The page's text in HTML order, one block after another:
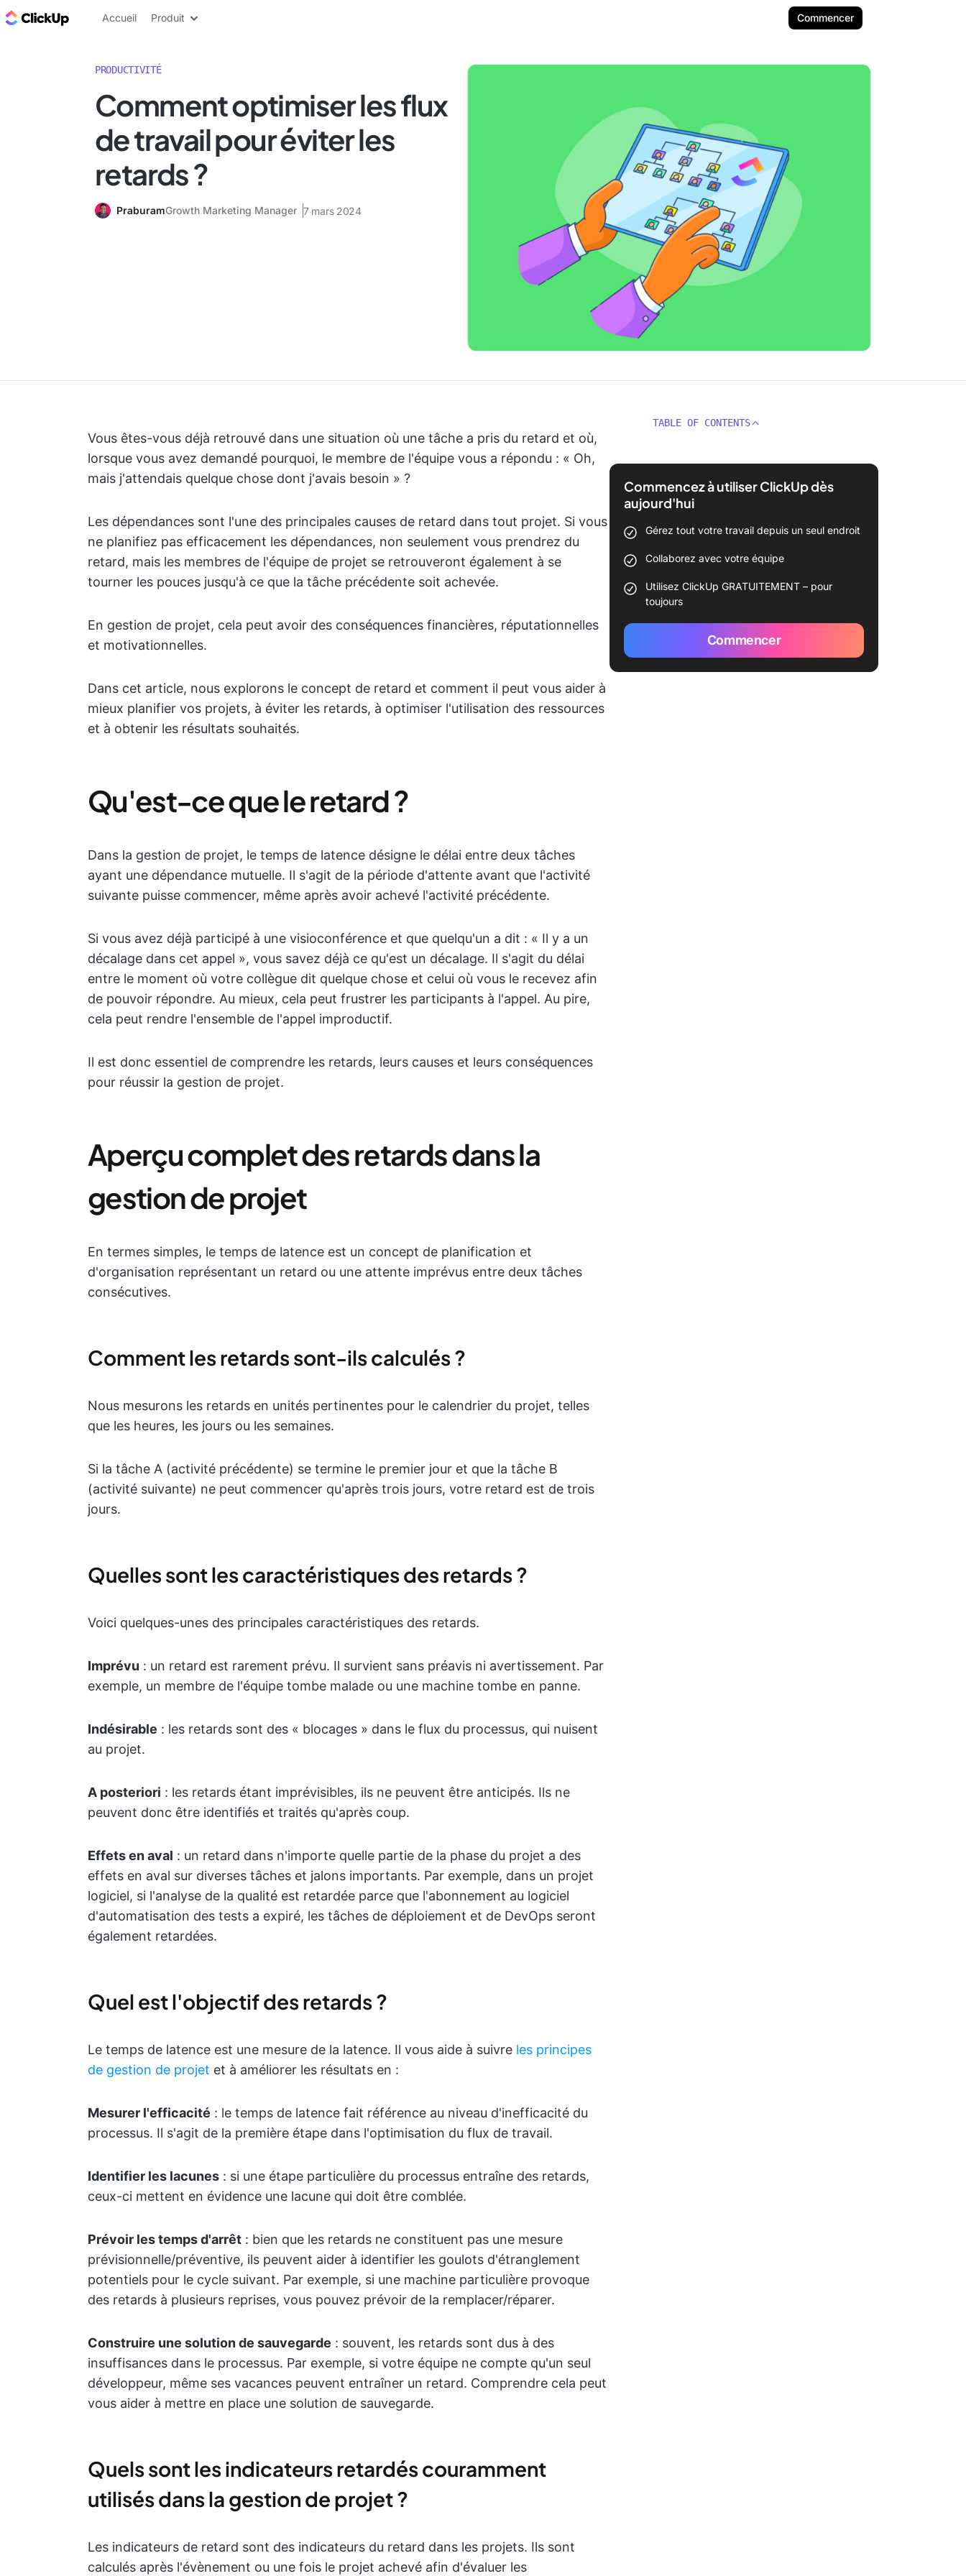
ClickUp Blog
Accueil Produit Commencer
PRODUCTIVITÉ
Comment optimiser les flux
de travail pour éviter les
retards ?
PraburamGrowth Marketing Manager 7 mars 2024
Vous êtes-vous déjà retrouvé dans une situation où une tâche a pris du retard et où,
lorsque vous avez demandé pourquoi, le membre de l'équipe vous a répondu : « Oh,
mais j'attendais quelque chose dont j'avais besoin » ?
Les dépendances sont l'une des principales causes de retard dans tout projet. Si vous
ne planifiez pas efficacement les dépendances, non seulement vous prendrez du
retard, mais les membres de l'équipe de projet se retrouveront également à se
tourner les pouces jusqu'à ce que la tâche précédente soit achevée.
En gestion de projet, cela peut avoir des conséquences financières, réputationnelles
et motivationnelles.
Dans cet article, nous explorons le concept de retard et comment il peut vous aider à
mieux planifier vos projets, à éviter les retards, à optimiser l'utilisation des ressources
et à obtenir les résultats souhaités.
Qu'est-ce que le retard ?
Dans la gestion de projet, le temps de latence désigne le délai entre deux tâches
ayant une dépendance mutuelle. Il s'agit de la période d'attente avant que l'activité
suivante puisse commencer, même après avoir achevé l'activité précédente.
Si vous avez déjà participé à une visioconférence et que quelqu'un a dit : « Il y a un
décalage dans cet appel », vous savez déjà ce qu'est un décalage. Il s'agit du délai
entre le moment où votre collègue dit quelque chose et celui où vous le recevez afin
de pouvoir répondre. Au mieux, cela peut frustrer les participants à l'appel. Au pire,
cela peut rendre l'ensemble de l'appel improductif.
Il est donc essentiel de comprendre les retards, leurs causes et leurs conséquences
pour réussir la gestion de projet.
Aperçu complet des retards dans la
gestion de projet
En termes simples, le temps de latence est un concept de planification et
d'organisation représentant un retard ou une attente imprévus entre deux tâches
consécutives.
Comment les retards sont-ils calculés ?
Nous mesurons les retards en unités pertinentes pour le calendrier du projet, telles
que les heures, les jours ou les semaines.
Si la tâche A (activité précédente) se termine le premier jour et que la tâche B
(activité suivante) ne peut commencer qu'après trois jours, votre retard est de trois
jours.
Quelles sont les caractéristiques des retards ?
Voici quelques-unes des principales caractéristiques des retards.
Imprévu : un retard est rarement prévu. Il survient sans préavis ni avertissement. Par
exemple, un membre de l'équipe tombe malade ou une machine tombe en panne.
Indésirable : les retards sont des « blocages » dans le flux du processus, qui nuisent
au projet.
A posteriori : les retards étant imprévisibles, ils ne peuvent être anticipés. Ils ne
peuvent donc être identifiés et traités qu'après coup.
Effets en aval : un retard dans n'importe quelle partie de la phase du projet a des
effets en aval sur diverses tâches et jalons importants. Par exemple, dans un projet
logiciel, si l'analyse de la qualité est retardée parce que l'abonnement au logiciel
d'automatisation des tests a expiré, les tâches de déploiement et de DevOps seront
également retardées.
Quel est l'objectif des retards ?
Le temps de latence est une mesure de la latence. Il vous aide à suivre les principes
de gestion de projet et à améliorer les résultats en :
Mesurer l'efficacité : le temps de latence fait référence au niveau d'inefficacité du
processus. Il s'agit de la première étape dans l'optimisation du flux de travail.
Identifier les lacunes : si une étape particulière du processus entraîne des retards,
ceux-ci mettent en évidence une lacune qui doit être comblée.
Prévoir les temps d'arrêt : bien que les retards ne constituent pas une mesure
prévisionnelle/préventive, ils peuvent aider à identifier les goulots d'étranglement
potentiels pour le cycle suivant. Par exemple, si une machine particulière provoque
des retards à plusieurs reprises, vous pouvez prévoir de la remplacer/réparer.
Construire une solution de sauvegarde : souvent, les retards sont dus à des
insuffisances dans le processus. Par exemple, si votre équipe ne compte qu'un seul
développeur, même ses vacances peuvent entraîner un retard. Comprendre cela peut
vous aider à mettre en place une solution de sauvegarde.
Quels sont les indicateurs retardés couramment
utilisés dans la gestion de projet ?
Les indicateurs de retard sont des indicateurs du retard dans les projets. Ils sont
calculés après l'évènement ou une fois le projet achevé afin d'évaluer les
TABLE OF CONTENTS
Commencez à utiliser ClickUp dès
aujourd'hui
Gérez tout votre travail depuis un seul endroit
Collaborez avec votre équipe
Utilisez ClickUp GRATUITEMENT – pour
toujours
Commencer